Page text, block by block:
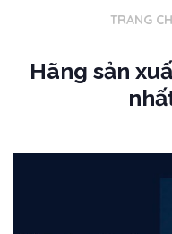
TRANG
Hãng sản